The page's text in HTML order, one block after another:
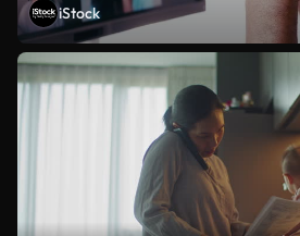
iStock